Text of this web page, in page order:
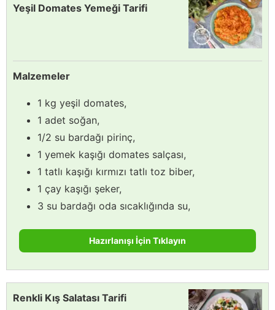
Yeşil Domates Yemeği Tarifi
Malzemeler
1 kg yeşil domates,
1 adet soğan,
1/2 su bardağı pirinç,
1 yemek kaşığı domates salçası,
1 tatlı kaşığı kırmızı tatlı toz biber,
1 çay kaşığı şeker,
3 su bardağı oda sıcaklığında su,
Hazırlanışı İçin Tıklayın
Renkli Kış Salatası Tarifi